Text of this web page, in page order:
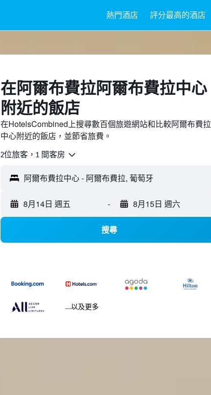
熱門酒店 評分最高的酒店
​在阿爾布費拉阿爾布費拉中心
附近​的飯店
在HotelsCombined上搜尋數百個旅遊網站和比較阿爾布費拉
中心附近的飯店，並節省旅費。
2位旅客，1 間客房
8月14日 週五 - 8月15日 週六
搜尋
...以及更多